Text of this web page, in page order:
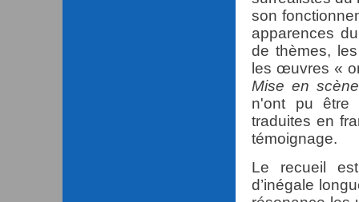
son
apparences
de thèmes,
les œuvres «
Mise en scène
n'ont pu être
traduites en
témoignage.
Le recueil
d’inégale